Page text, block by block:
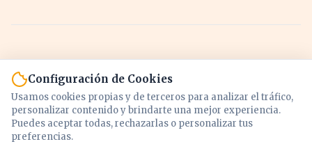
Configuración de Cookies
Usamos cookies propias y de terceros para analizar el tráfico,
personalizar contenido y brindarte una mejor experiencia.
Puedes aceptar todas, rechazarlas o personalizar tus
preferencias.